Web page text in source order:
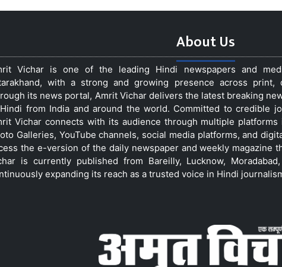
About Us
Vichar is one of the leading Hindi newspapers and
with a strong and growing presence across print,
its news portal, Amrit Vichar delivers the latest breaking
from India and around the world. Committed to credible
Vichar connects with its audience through multiple platforms
Galleries, YouTube channels, social media platforms, and
the e-version of the daily newspaper and weekly magazine
is currently published from Bareilly, Lucknow,
expanding its reach as a trusted voice in Hindi